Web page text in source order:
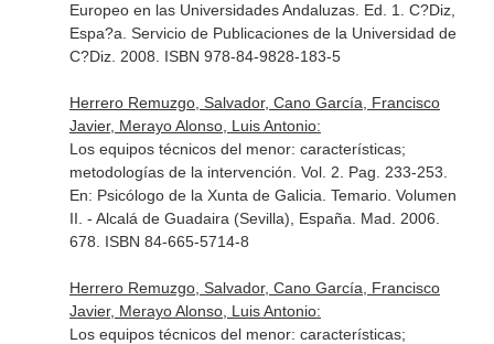
Europeo en las Universidades Andaluzas. Ed. 1. C?Diz,
Espa?a. Servicio de Publicaciones de la Universidad de
C?Diz. 2008. ISBN 978-84-9828-183-5
Herrero Remuzgo, Salvador, Cano García, Francisco
Javier, Merayo Alonso, Luis Antonio:
Los equipos técnicos del menor: características;
metodologías de la intervención. Vol. 2. Pag. 233-253.
En: Psicólogo de la Xunta de Galicia. Temario. Volumen
II . - Alcalá de Guadaira (Sevilla), España. Mad. 2006.
678. ISBN 84-665-5714-8
Herrero Remuzgo, Salvador, Cano García, Francisco
Javier, Merayo Alonso, Luis Antonio:
Los equipos técnicos del menor: características;